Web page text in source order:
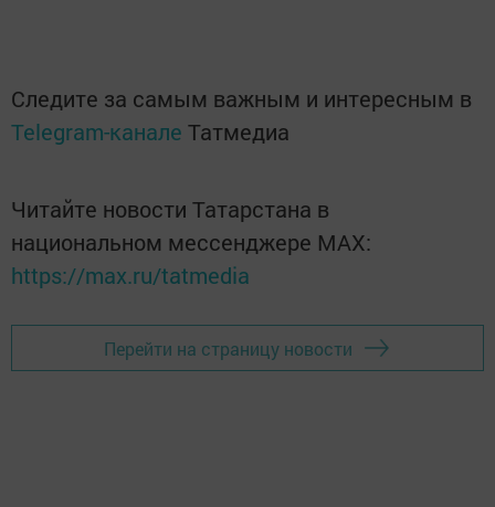
Следите за самым важным и интересным в
Telegram-канале Татмедиа
Читайте новости Татарстана в
национальном мессенджере MАХ:
https://max.ru/tatmedia
Перейти на страницу новости